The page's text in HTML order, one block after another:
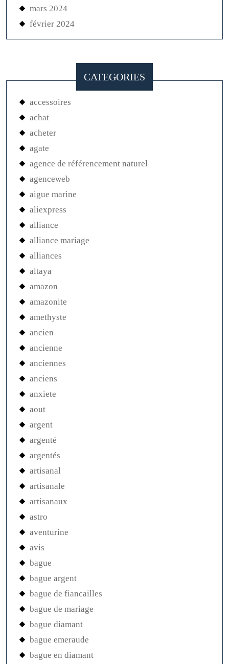
mars 2024
février 2024
CATEGORIES
accessoires
achat
acheter
agate
agence de référencement naturel
agenceweb
aigue marine
aliexpress
alliance
alliance mariage
alliances
altaya
amazon
amazonite
amethyste
ancien
ancienne
anciennes
anciens
anxiete
aout
argent
argenté
argentés
artisanal
artisanale
artisanaux
astro
aventurine
avis
bague
bague argent
bague de fiancailles
bague de mariage
bague diamant
bague emeraude
bague en diamant